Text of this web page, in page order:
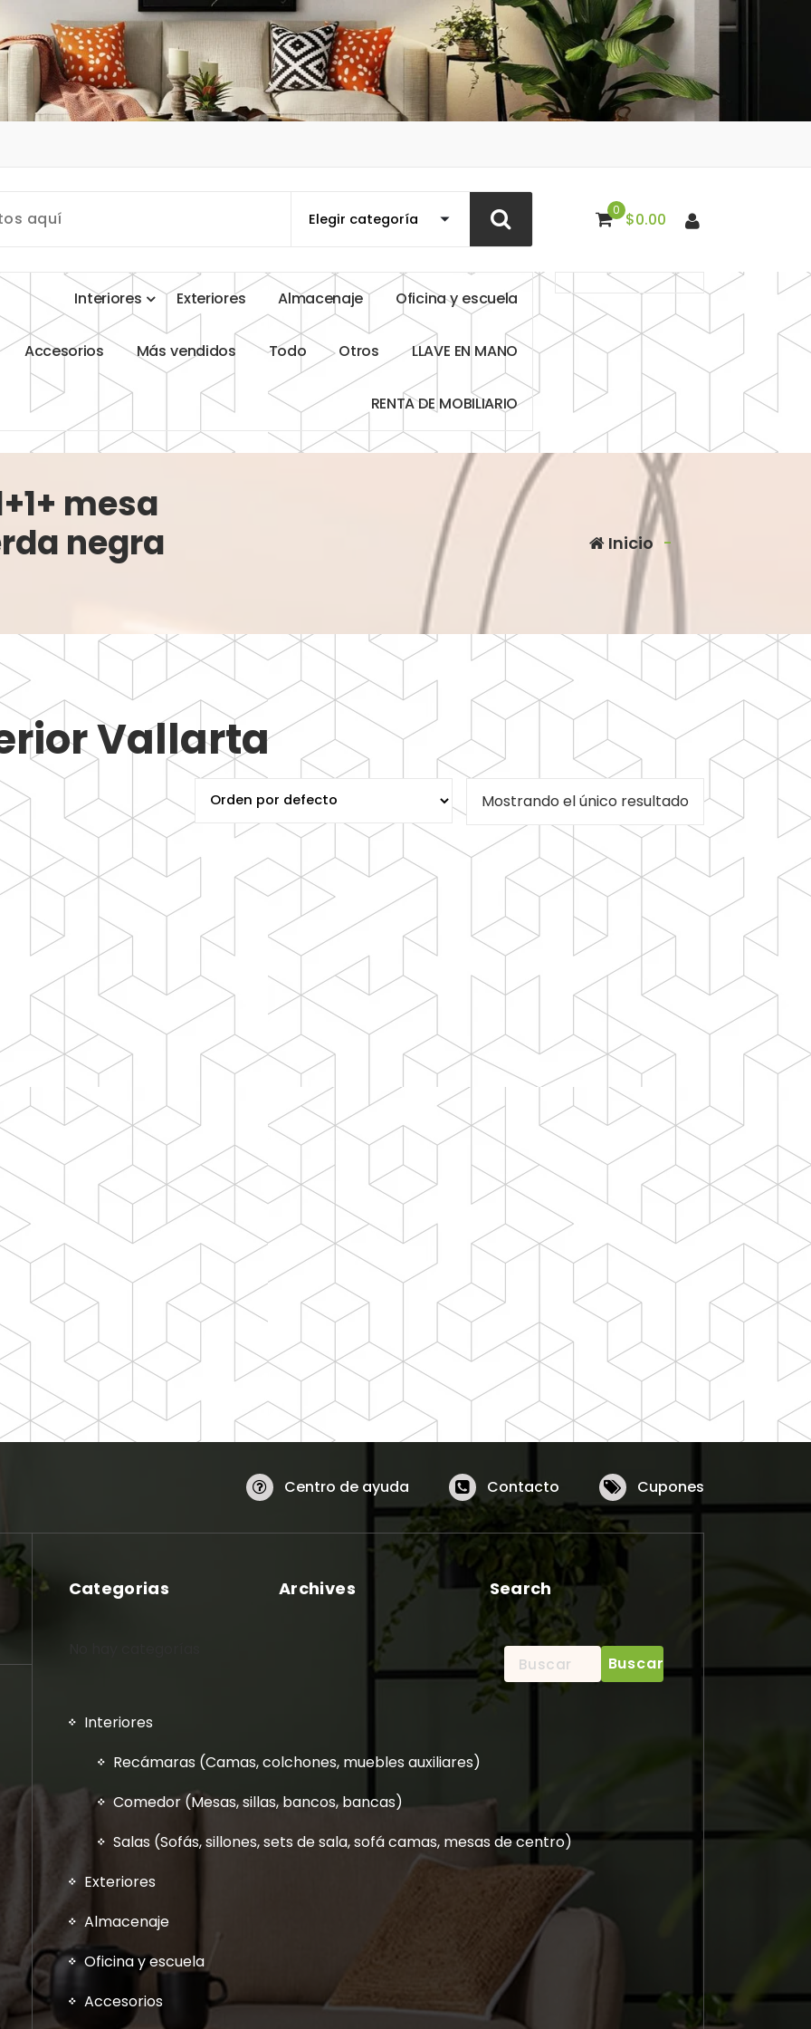
0 $0.00
Interiores Exteriores Almacenaje Oficinay escuela
Accesorios Más vendidos Todo Otros LLAVE EN MANO
RENTADE MOBILIARIO
mesa
negra
Inicio-
Vallarta
Mostrando el único resultado
Centro de ayuda Contacto Cupones
Categorias Archives Search
Buscar:
Interiores
Recámaras (Camas, colchones, muebles auxiliares)
Comedor (Mesas, sillas, bancos, bancas)
Salas (Sofás, sillones, sets de sala, sofá camas, mesas de centro)
Exteriores
Almacenaje
Oficina y escuela
Accesorios